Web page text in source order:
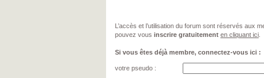
L’accès et l’utilisation du forum sont réservés aux
pouvez vous inscrire gratuitement en cliquant ici
Si vous êtes déjà membre, connectez-vous ici :
votre pseudo :